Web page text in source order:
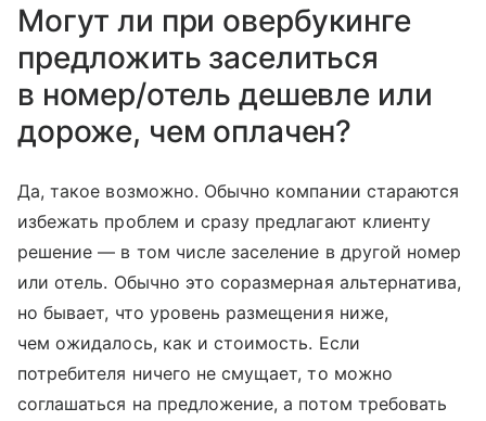
Могут ли при овербукинге
предложить заселиться
в номер/отель дешевле или
дороже, чем оплачен?
Да, такое возможно. Обычно компании стараются
избежать проблем и сразу предлагают клиенту
решение — в том числе заселение в другой номер
или отель. Обычно это соразмерная альтернатива,
но бывает, что уровень размещения ниже,
чем ожидалось, как и стоимость. Если
потребителя ничего не смущает, то можно
соглашаться на предложение, а потом требовать